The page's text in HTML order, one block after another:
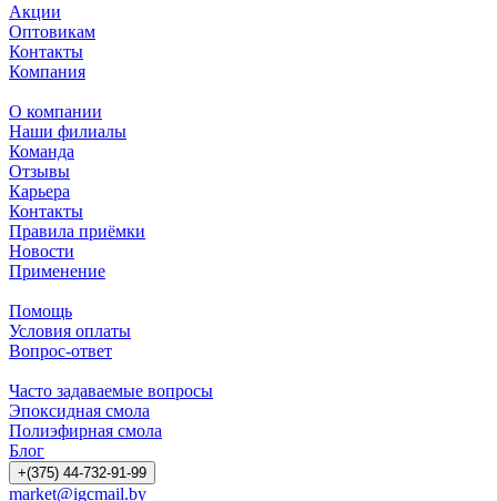
Акции
Оптовикам
Контакты
Компания
О компании
Наши филиалы
Команда
Отзывы
Карьера
Контакты
Правила приёмки
Новости
Применение
Помощь
Условия оплаты
Вопрос-ответ
Часто задаваемые вопросы
Эпоксидная смола
Полиэфирная смола
Блог
+(375) 44-732-91-99
market@igcmail.by